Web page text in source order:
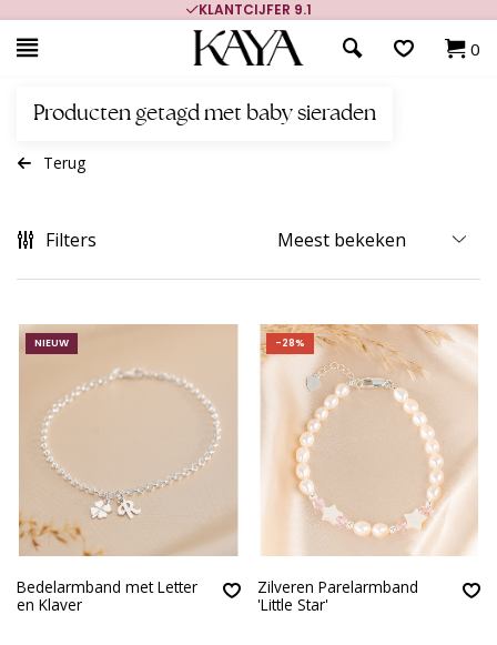
KLANTCIJFER 9.1
0
Producten getagd met baby sieraden
Terug
Filters
NIEUW
Bedelarmband met Letter
en Klaver
-28%
Zilveren Parelarmband
'Little Star'